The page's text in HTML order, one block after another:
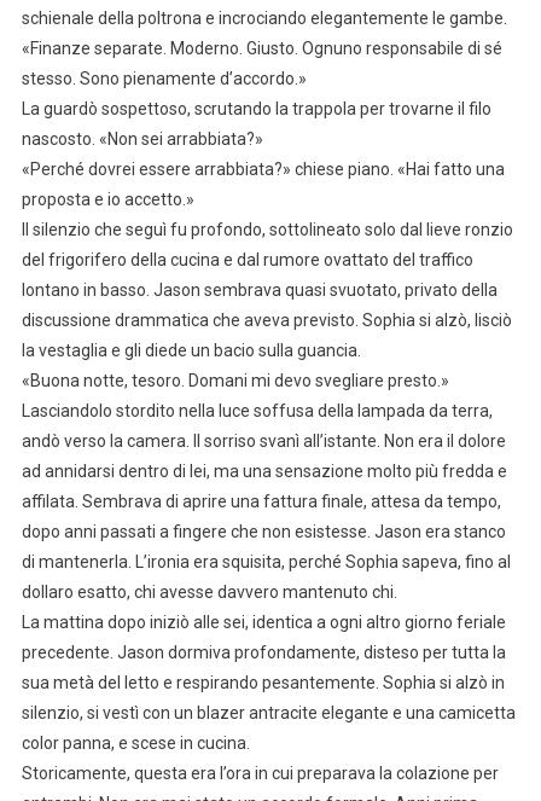
schienale della poltrona e incrociando elegantemente le gambe.
«Finanze separate. Moderno. Giusto. Ognuno responsabile di sé
stesso. Sono pienamente d’accordo.»
La guardò sospettoso, scrutando la trappola per trovarne il filo
nascosto. «Non sei arrabbiata?»
«Perché dovrei essere arrabbiata?» chiese piano. «Hai fatto una
proposta e io accetto.»
Il silenzio che seguì fu profondo, sottolineato solo dal lieve ronzio
del frigorifero della cucina e dal rumore ovattato del traffico
lontano in basso. Jason sembrava quasi svuotato, privato della
discussione drammatica che aveva previsto. Sophia si alzò, lisciò
la vestaglia e gli diede un bacio sulla guancia.
«Buona notte, tesoro. Domani mi devo svegliare presto.»
Lasciandolo stordito nella luce soffusa della lampada da terra,
andò verso la camera. Il sorriso svanì all’istante. Non era il dolore
ad annidarsi dentro di lei, ma una sensazione molto più fredda e
affilata. Sembrava di aprire una fattura finale, attesa da tempo,
dopo anni passati a fingere che non esistesse. Jason era stanco
di mantenerla. L’ironia era squisita, perché Sophia sapeva, fino al
dollaro esatto, chi avesse davvero mantenuto chi.
La mattina dopo iniziò alle sei, identica a ogni altro giorno feriale
precedente. Jason dormiva profondamente, disteso per tutta la
sua metà del letto e respirando pesantemente. Sophia si alzò in
silenzio, si vestì con un blazer antracite elegante e una camicetta
color panna, e scese in cucina.
Storicamente, questa era l’ora in cui preparava la colazione per